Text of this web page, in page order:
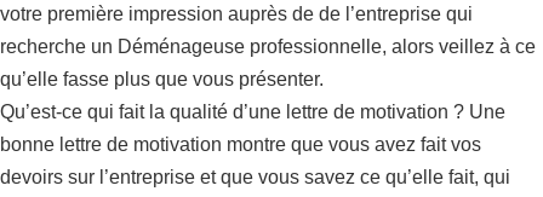
votre première impression auprès de de l’entreprise qui
recherche un Déménageuse professionnelle, alors veillez à ce
qu’elle fasse plus que vous présenter.
Qu’est-ce qui fait la qualité d’une lettre de motivation ? Une
bonne lettre de motivation montre que vous avez fait vos
devoirs sur l’entreprise et que vous savez ce qu’elle fait, qui